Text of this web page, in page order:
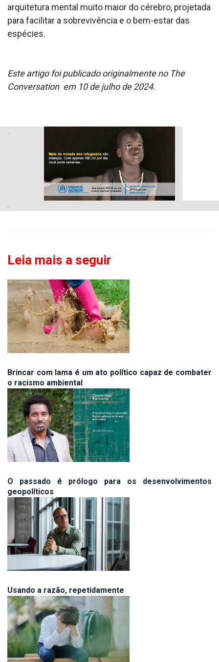
arquitetura mental muito maior do cérebro, projetada
para facilitar a sobrevivência e o bem-estar das
espécies.
Este artigo foi publicado originalmente no The
Conversation em 10 de julho de 2024.
.
.
Leia mais a seguir
Brincar com lama é um ato político capaz de combater
o racismo ambiental
O passado é prólogo para os desenvolvimentos
geopolíticos
Usando a razão, repetidamente